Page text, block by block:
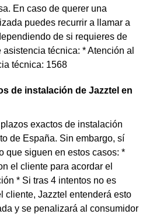
En caso de querer una
puedes recurrir a llamar a
de si requieres de
técnica: * Atención al
técnica: 1568
de instalación de Jazztel en
exactos de instalación
de España. Sin embargo, sí
que siguen en estos casos: *
el cliente para acordar el
* Si tras 4 intentos no es
cliente, Jazztel entenderá esto
y se penalizará al consumidor